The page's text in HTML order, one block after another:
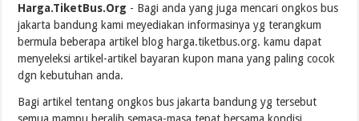
Harga.TiketBus.Org - Bagi anda yang juga mencari ongkos bus
jakarta bandung kami meyediakan informasinya yg terangkum
bermula beberapa artikel blog harga.tiketbus.org. kamu dapat
menyeleksi artikel-artikel bayaran kupon mana yang paling cocok
dgn kebutuhan anda.
Bagi artikel tentang ongkos bus jakarta bandung yg tersebut